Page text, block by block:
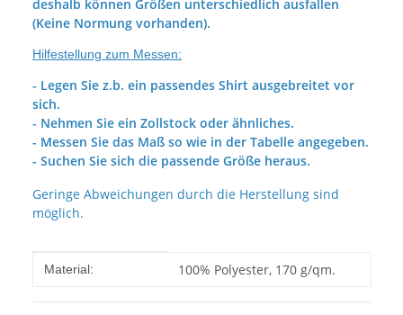
deshalb können Größen unterschiedlich ausfallen
(Keine Normung vorhanden).
Hilfestellung zum Messen:
- Legen Sie z.b. ein passendes Shirt ausgebreitet vor
sich.
- Nehmen Sie ein Zollstock oder ähnliches.
- Messen Sie das Maß so wie in der Tabelle angegeben.
- Suchen Sie sich die passende Größe heraus.
Geringe Abweichungen durch die Herstellung sind
möglich.
Produkteigenschaft
Wert
Material: 100% Polyester, 170 g/qm.